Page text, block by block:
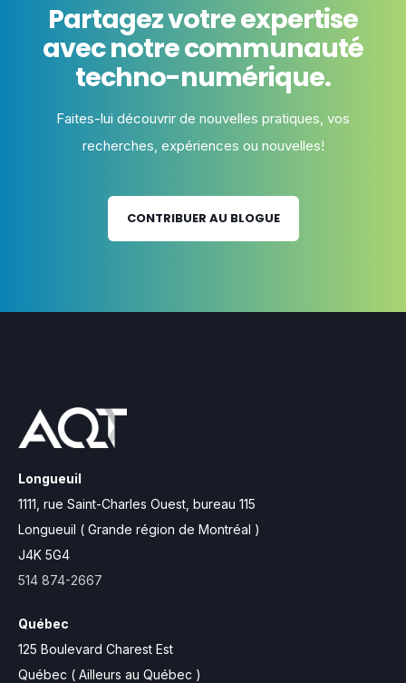
Partagez votre expertise
avec notre communauté
techno-numérique.
Faites-lui découvrir de nouvelles pratiques, vos
recherches, expériences ou nouvelles!
CONTRIBUER AU BLOGUE
Longueuil
1111, rue Saint-Charles Ouest, bureau 115
Longueuil ( Grande région de Montréal )
J4K 5G4
514 874-2667
Québec
125 Boulevard Charest Est
Québec ( Ailleurs au Québec )